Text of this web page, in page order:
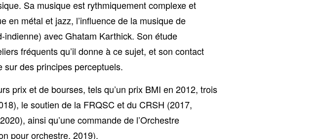
Sa musique est rythmiquement complexe et
en métal et jazz, l’influence de la musique de
avec Ghatam Karthick. Son étude
fréquents qu’il donne à ce sujet, et son contact
des principes perceptuels.
prix et de bourses, tels qu’un prix BMI en 2012, trois
le soutien de la FRQSC et du CRSH (2017,
ainsi qu’une commande de l’Orchestre
pour orchestre, 2019).